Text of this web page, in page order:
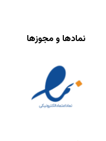
نمادها و مجوزها